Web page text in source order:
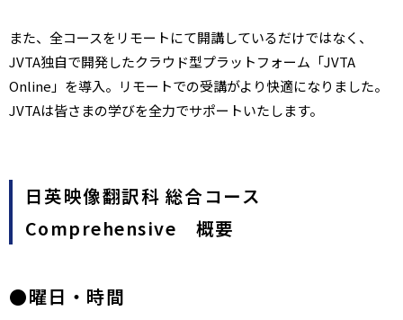
また、全コースをリモートにて開講しているだけではなく、
JVTA独自で開発したクラウド型プラットフォーム「JVTA
Online」を導入。リモートでの受講がより快適になりました。
JVTAは皆さまの学びを全力でサポートいたします。
日英​​映像翻訳科 総合コース
Comprehensive 概要
●曜日・時間